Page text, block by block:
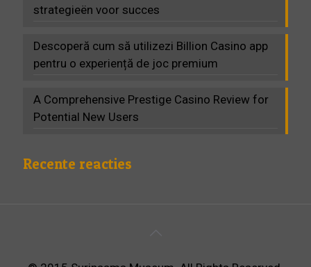
strategieën voor succes
Descoperă cum să utilizezi Billion Casino app
pentru o experiență de joc premium
A Comprehensive Prestige Casino Review for
Potential New Users
Recente reacties